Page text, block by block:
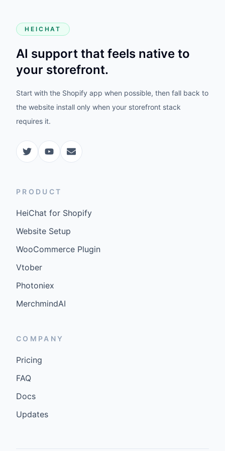
HEICHAT
AI support that feels native to
your storefront.
Start with the Shopify app when possible, then fall back to
the website install only when your storefront stack
requires it.
PRODUCT
HeiChat for Shopify
Website Setup
WooCommerce Plugin
Vtober
Photoniex
MerchmindAI
COMPANY
Pricing
FAQ
Docs
Updates